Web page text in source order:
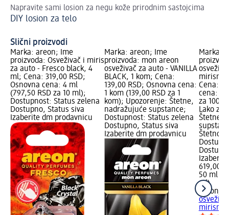
Napravite sami losion za negu kože prirodnim sastojcima
DIY losion za telo
Slični proizvodi
Marka: areon; Ime
proizvoda: Osveživač i miris
za auto - Fresco black, 4
ml; Cena: 319,00 RSD;
Osnovna cena: 4 ml
(797,50 RSD za 10 ml);
Dostupnost: Status zelena
Dostupno, Status siva
Izaberite dm prodavnicu
Marka: areon; Ime
proizvoda: mon areon
osveživač za auto - VANILLA
BLACK, 1 kom; Cena:
139,00 RSD; Osnovna cena:
1 kom (139,00 RSD za 1
kom); Upozorenje: Štetne,
nadražujuće supstance;
Dostupnost: Status zelena
Dostupno, Status siva
Izaberite dm prodavnicu
Marka:
Cena:
cena: 50
za 100
Lako
Štetne,
Štetno
619,00
50 ml
ml)
areon